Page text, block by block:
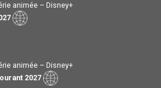
animée – Disney+
animée – Disney+
2027